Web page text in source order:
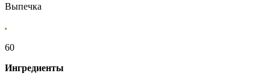
Выпечка
60
Ингредиенты